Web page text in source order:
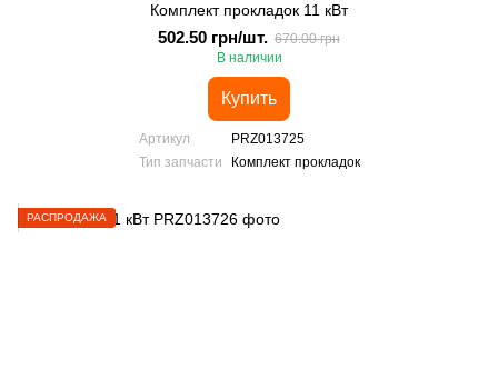
Комплект прокладок 11 кВт
502.50 грн/шт. 670.00 грн
В наличии
Купить
Артикул
PRZ013725
Тип запчасти
Комплект прокладок
РАСПРОДАЖА